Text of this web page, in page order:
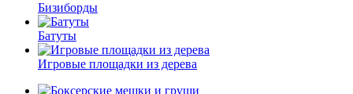
Бизиборды
Батуты
Игровые площадки из дерева